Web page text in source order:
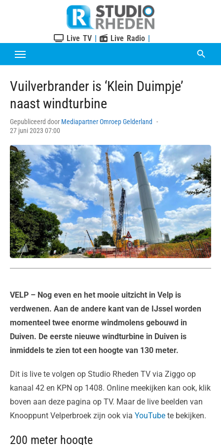
Live TV | Live Radio |
Vuilverbrander is ‘Klein Duimpje’
naast windturbine
Gepubliceerd door Mediapartner Omroep Gelderland
27 juni 2023 07:00
VELP – Nog even en het mooie uitzicht in Velp is
verdwenen. Aan de andere kant van de IJssel worden
momenteel twee enorme windmolens gebouwd in
Duiven. De eerste nieuwe windturbine in Duiven is
inmiddels te zien tot een hoogte van 130 meter.
Dit is live te volgen op Studio Rheden TV via Ziggo op
kanaal 42 en KPN op 1408. Online meekijken kan ook, klik
boven aan deze pagina op TV. Maar de live beelden van
Knooppunt Velperbroek zijn ook via YouTube te bekijken.
200 meter hoogte